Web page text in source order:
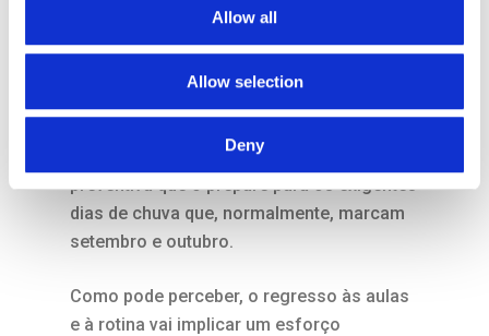
Allow all
Allow selection
Deny
levar à oficina para uma manutenção
preventiva que o prepare para os exigentes
dias de chuva que, normalmente, marcam
setembro e outubro.
Como pode perceber, o regresso às aulas
e à rotina vai implicar um esforço